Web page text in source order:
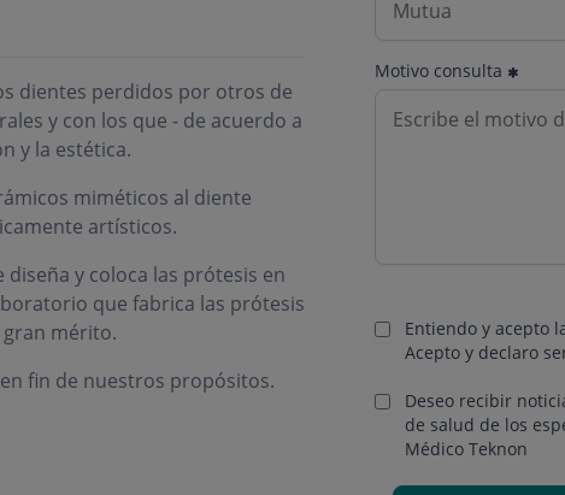
dientes perdidos por otros de
y con los que - de acuerdo a
y la estética.
miméticos al diente
artísticos.
y coloca las prótesis en
que fabrica las prótesis
mérito.
fin de nuestros propósitos.
Motivo consulta
Entiendo y acepto
Acepto y declaro
Deseo recibir
de salud de los
Médico Teknon